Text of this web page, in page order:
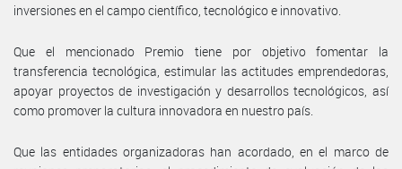
inversiones en el campo científico, tecnológico e innovativo.
Que el mencionado Premio tiene por objetivo fomentar la
transferencia tecnológica, estimular las actitudes emprendedoras,
apoyar proyectos de investigación y desarrollos tecnológicos, así
como promover la cultura innovadora en nuestro país.
Que las entidades organizadoras han acordado, en el marco de